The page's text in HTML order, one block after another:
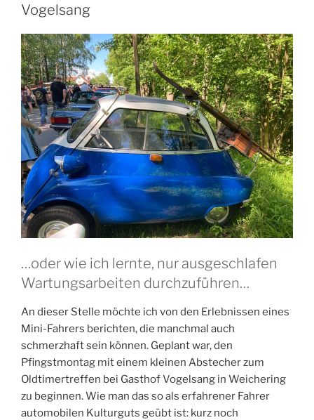
Vogelsang
…oder wie ich lernte, nur ausgeschlafen
Wartungsarbeiten durchzuführen…
An dieser Stelle möchte ich von den Erlebnissen eines
Mini-Fahrers berichten, die manchmal auch
schmerzhaft sein können. Geplant war, den
Pfingstmontag mit einem kleinen Abstecher zum
Oldtimertreffen bei Gasthof Vogelsang in Weichering
zu beginnen. Wie man das so als erfahrener Fahrer
automobilen Kulturguts geübt ist: kurz noch